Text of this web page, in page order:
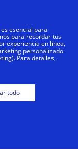
y
para
busca
esencial para
para recordar tus
experiencia en línea,
personalizado
Para detalles,
todo